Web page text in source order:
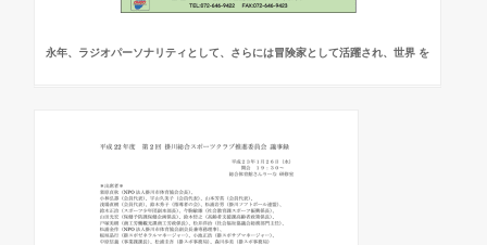
永年、ラジオパーソナリティとして、さらには冒険家として活躍され、世界 を